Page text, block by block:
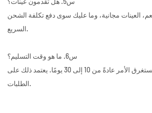
العينات مجانية، وما عليك سوى دفع تكلفة الشحن
السريع.
س6. ما هو وقت التسليم؟
يستغرق الأمر عادةً من 10 إلى 30 يومًا. يعتمد ذلك على
الطلبات.